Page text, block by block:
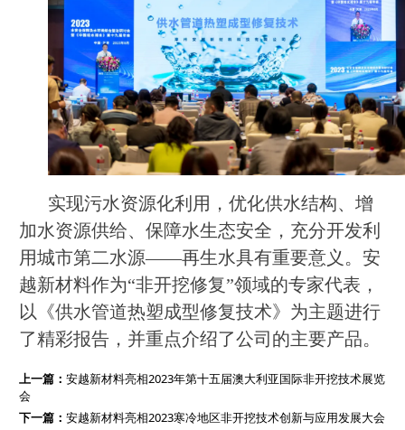
实现污水资源化利用，优化供水结构、增
加水资源供给、保障水生态安全，充分开发利
用城市第二水源——再生水具有重要意义。安
越新材料作为“非开挖修复”领域的专家代表，
以《供水管道热塑成型修复技术》为主题进行
了精彩报告，并重点介绍了公司的主要产品。
上一篇： 安越新材料亮相2023年第十五届澳大利亚国际非开挖技术展览
会
下一篇： 安越新材料亮相2023寒冷地区非开挖技术创新与应用发展大会